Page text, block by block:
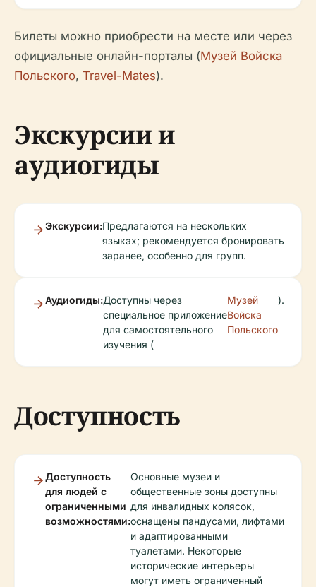
Билеты можно приобрести на месте или через
официальные онлайн-порталы (Музей Войска
Польского, Travel-Mates).
Экскурсии и
аудиогиды
Экскурсии:Предлагаются на нескольких
языках; рекомендуется бронировать
заранее, особенно для групп.
Аудиогиды:Доступны через
специальное приложение
для самостоятельного
изучения (
Музей
Войска
Польского
).
Доступность
Доступность
для людей с
ограниченными
возможностями:
Основные музеи и
общественные зоны доступны
для инвалидных колясок,
оснащены пандусами, лифтами
и адаптированными
туалетами. Некоторые
исторические интерьеры
могут иметь ограниченный